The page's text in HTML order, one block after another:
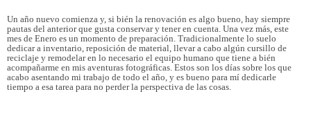
Un año nuevo comienza y, si bién la renovación es algo bueno, hay siempre
pautas del anterior que gusta conservar y tener en cuenta. Una vez más, este
mes de Enero es un momento de preparación. Tradicionalmente lo suelo
dedicar a inventario, reposición de material, llevar a cabo algún cursillo de
reciclaje y remodelar en lo necesario el equipo humano que tiene a bién
acompañarme en mis aventuras fotográficas. Estos son los días sobre los que
acabo asentando mi trabajo de todo el año, y es bueno para mí dedicarle
tiempo a esa tarea para no perder la perspectiva de las cosas.